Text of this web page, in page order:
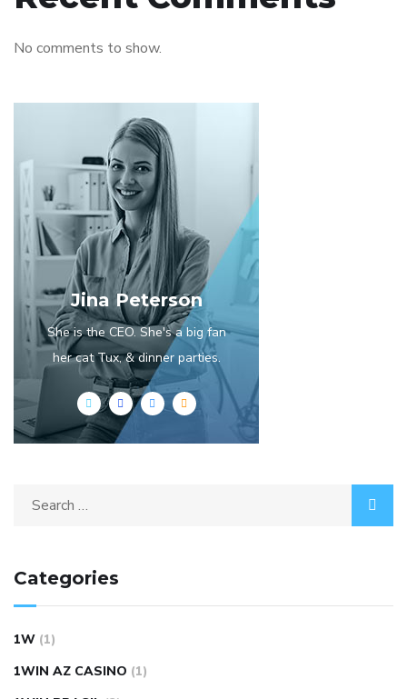
No comments to show.
Jina Peterson
She is the CEO. She's a big fan
her cat Tux, & dinner parties.
Categories
1W (1)
1WIN AZ CASINO (1)